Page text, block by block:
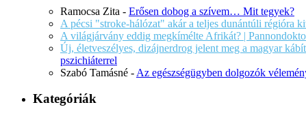
Ramocsa Zita - Erősen dobog a szívem… Mit tegyek?
A pécsi "stroke-hálózat" akár a teljes dunántúli régióra
A világjárvány eddig megkímélte Afrikát? |
Új, életveszélyes, dizájnerdrog jelent meg a magyar
pszichiáterrel
Szabó Tamásné - Az egészségügyben dolgozók
Kategóriák